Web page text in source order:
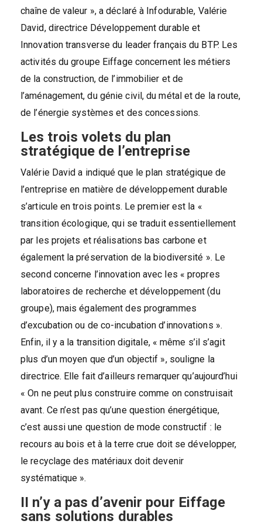
chaîne de valeur », a déclaré à Infodurable, Valérie
David, directrice Développement durable et
Innovation transverse du leader français du BTP. Les
activités du groupe Eiffage concernent les métiers
de la construction, de l’immobilier et de
l’aménagement, du génie civil, du métal et de la route,
de l’énergie systèmes et des concessions.
Les trois volets du plan
stratégique de l’entreprise
Valérie David a indiqué que le plan stratégique de
l’entreprise en matière de développement durable
s’articule en trois points. Le premier est la «
transition écologique, qui se traduit essentiellement
par les projets et réalisations bas carbone et
également la préservation de la biodiversité ». Le
second concerne l’innovation avec les « propres
laboratoires de recherche et développement (du
groupe), mais également des programmes
d’excubation ou de co-incubation d’innovations ».
Enfin, il y a la transition digitale, « même s’il s’agit
plus d’un moyen que d’un objectif », souligne la
directrice. Elle fait d’ailleurs remarquer qu’aujourd’hui
« On ne peut plus construire comme on construisait
avant. Ce n’est pas qu’une question énergétique,
c’est aussi une question de mode constructif : le
recours au bois et à la terre crue doit se développer,
le recyclage des matériaux doit devenir
systématique ».
II n’y a pas d’avenir pour Eiffage
sans solutions durables